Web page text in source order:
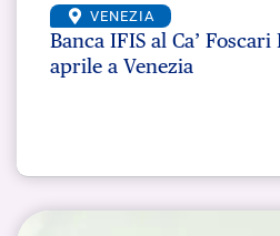
VENEZIA
Banca IFIS al Ca’
aprile a Venezia